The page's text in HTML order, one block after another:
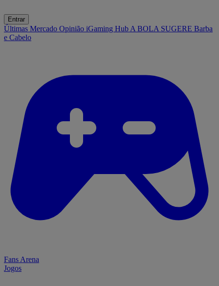
Entrar
Últimas Mercado Opinião iGaming Hub A BOLA SUGERE Barba
e Cabelo
Fans Arena
Jogos